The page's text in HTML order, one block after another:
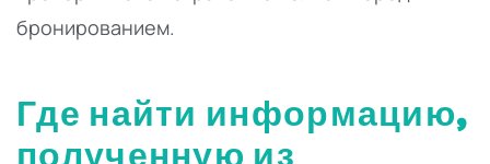
бронированием.
Где найти информацию,
полученную из